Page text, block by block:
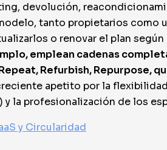
devolución,
tanto propietarios como
o renovar el plan
emplean cadenas
Repeat, Refurbish,
apetito por la
la profesionalización de los
y Circularidad